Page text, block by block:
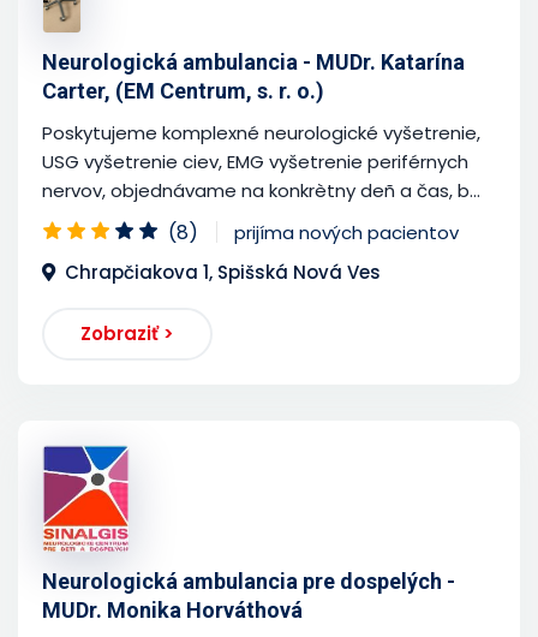
Neurologická ambulancia - MUDr. Katarína
Carter, (EM Centrum, s. r. o.)
Poskytujeme komplexné neurologické vyšetrenie,
USG vyšetrenie ciev, EMG vyšetrenie periférnych
nervov, objednávame na konkrètny deñ a čas, b...
(8)
prijíma nových pacientov
Chrapčiakova 1, Spišská Nová Ves
Zobraziť >
Neurologická ambulancia pre dospelých -
MUDr. Monika Horváthová